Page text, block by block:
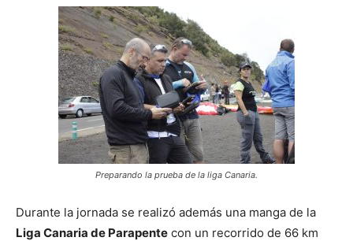
Preparando la prueba de la liga Canaria.
Durante la jornada se realizó además una manga de la
Liga Canaria de Parapente con un recorrido de 66 km